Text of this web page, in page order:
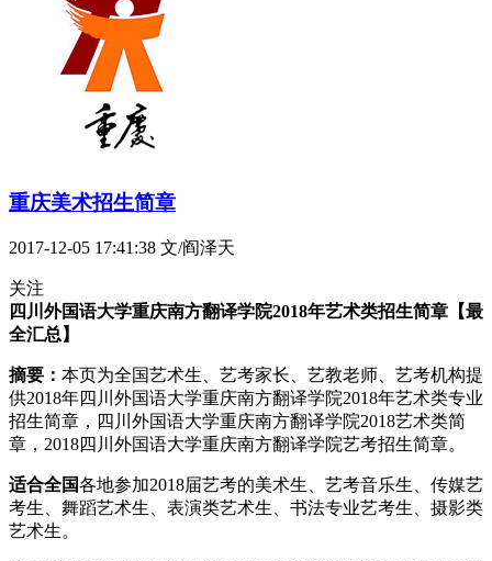
重庆美术招生简章
2017-12-05 17:41:38 文/阎泽天
关注
四川外国语大学重庆南方翻译学院2018年艺术类招生简章【最
全汇总】
摘要： 本页为全国艺术生、艺考家长、艺教老师、艺考机构提
供2018年四川外国语大学重庆南方翻译学院2018年艺术类专业
招生简章，四川外国语大学重庆南方翻译学院2018艺术类简
章，2018四川外国语大学重庆南方翻译学院艺考招生简章。
适合全国各地参加2018届艺考的美术生、艺考音乐生、传媒艺
考生、舞蹈艺术生、表演类艺术生、书法专业艺考生、摄影类
艺术生。